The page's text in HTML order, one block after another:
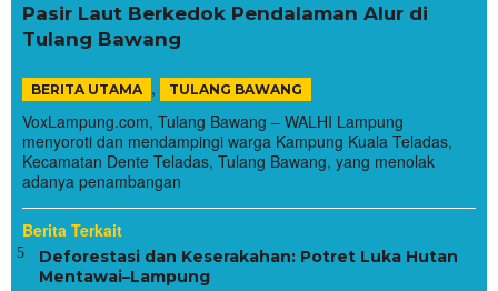
Pasir Laut Berkedok Pendalaman Alur di
Tulang Bawang
BERITA UTAMA , TULANG BAWANG
VoxLampung.com, Tulang Bawang – WALHI Lampung
menyoroti dan mendampingi warga Kampung Kuala Teladas,
Kecamatan Dente Teladas, Tulang Bawang, yang menolak
adanya penambangan
Berita Terkait
Deforestasi dan Keserakahan: Potret Luka Hutan
Mentawai–Lampung